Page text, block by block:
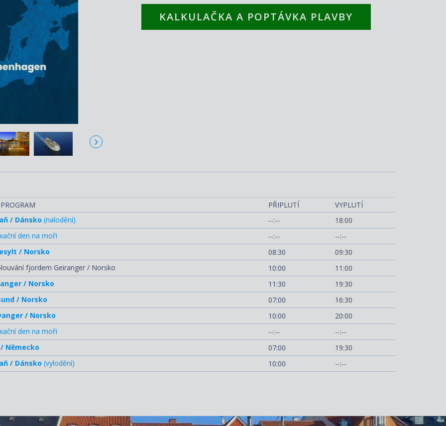
KALKULAČKA A POPTÁVKA PLAVBY
PŘIPLUTÍ
VYPLUTÍ
/ Dánsko (nalodění) --:--
18:00
den na moři --:--
--:--
/ Norsko 08:30
09:30
fjordem Geiranger / Norsko 10:00
11:00
/ Norsko 11:30
19:30
/ Norsko 07:00
16:30
/ Norsko 10:00
20:00
den na moři --:--
--:--
Německo 07:00
19:30
/ Dánsko (vylodění) 10:00 --:--